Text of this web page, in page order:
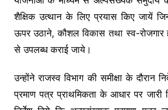
शैक्षिक उत्थान के लिए प्रयास किए जायें
ऊपर उठाने, कौशल विकास तथा स्व-रोजगार
से उपलब्ध कराई जाये।
उन्होंने राजस्व विभाग की समीक्षा के दौरान
प्रमाण पत्र प्राथमिकता के आधार पर जारी